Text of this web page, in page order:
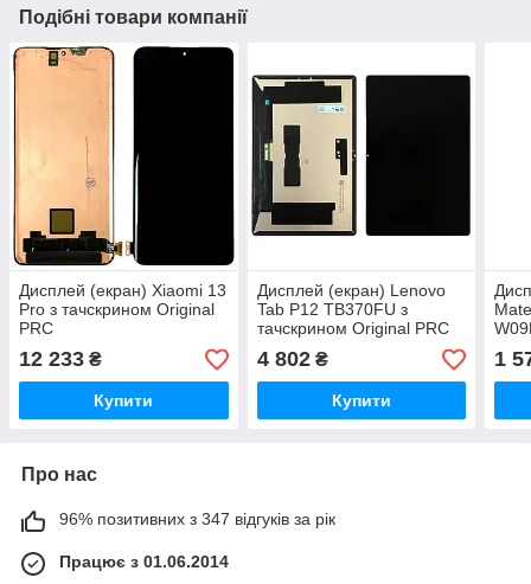
Подібні товари компанії
Дисплей (екран) Xiaomi 13
Pro з тачскрином Original
PRC
12 233 ₴
Купити
Дисплей (екран) Lenovo
Tab P12 TB370FU з
тачскрином Original PRC
4 802₴
Купити
1
Про нас
96% позитивних з 347 відгуків за рік
Працює з 01.06.2014